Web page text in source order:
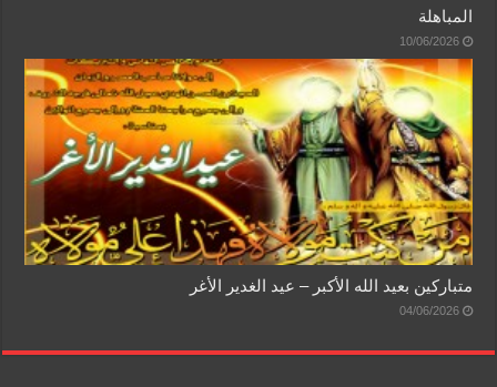
المباهلة
10/06/2026
متباركين بعيد الله الأكبر – عيد الغدير الأغر
04/06/2026